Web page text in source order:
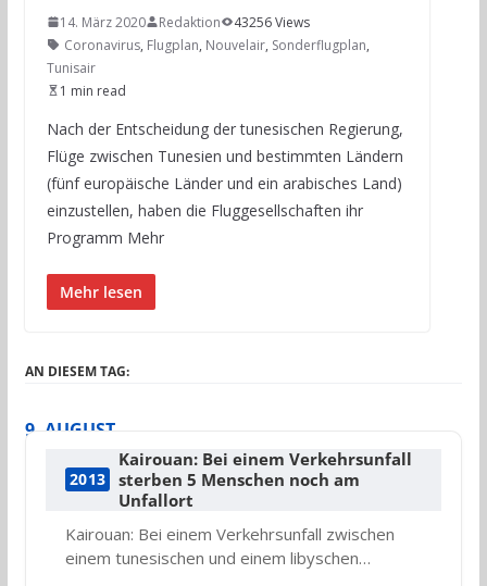
14. März 2020 Redaktion
43256 Views
Coronavirus, Flugplan, Nouvelair, Sonderflugplan,
Tunisair
1 min read
Nach der Entscheidung der tunesischen Regierung,
Flüge zwischen Tunesien und bestimmten Ländern
(fünf europäische Länder und ein arabisches Land)
einzustellen, haben die Fluggesellschaften ihr
Programm Mehr
Mehr lesen
AN DIESEM TAG:
9. AUGUST
2013
Kairouan: Bei einem Verkehrsunfall
sterben 5 Menschen noch am
Unfallort
Kairouan: Bei einem Verkehrsunfall zwischen
einem tunesischen und einem libyschen…